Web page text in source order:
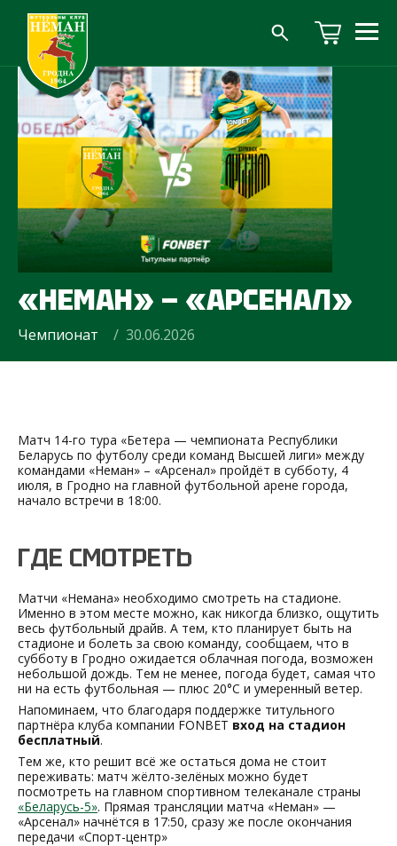
«НЕМАН» — «АРСЕНАЛ»
Чемпионат / 30.06.2026
Матч 14-го тура «Бетера — чемпионата Республики
Беларусь по футболу среди команд Высшей лиги» между
командами «Неман» – «Арсенал» пройдёт в субботу, 4
июля, в Гродно на главной футбольной арене города,
начало встречи в 18:00.
ГДЕ СМОТРЕТЬ
Матчи «Немана» необходимо смотреть на стадионе.
Именно в этом месте можно, как никогда близко, ощутить
весь футбольный драйв. А тем, кто планирует быть на
стадионе и болеть за свою команду, сообщаем, что в
субботу в Гродно ожидается облачная погода, возможен
небольшой дождь. Тем не менее, погода будет, самая что
ни на есть футбольная — плюс 20°C и умеренный ветер.
Напоминаем, что благодаря поддержке титульного
партнёра клуба компании FONBET вход на стадион
бесплатный.
Тем же, кто решит всё же остаться дома не стоит
переживать: матч жёлто-зелёных можно будет
посмотреть на главном спортивном телеканале страны
«Беларусь-5». Прямая трансляции матча «Неман» —
«Арсенал» начнётся в 17:50, сразу же после окончания
передачи «Спорт-центр»